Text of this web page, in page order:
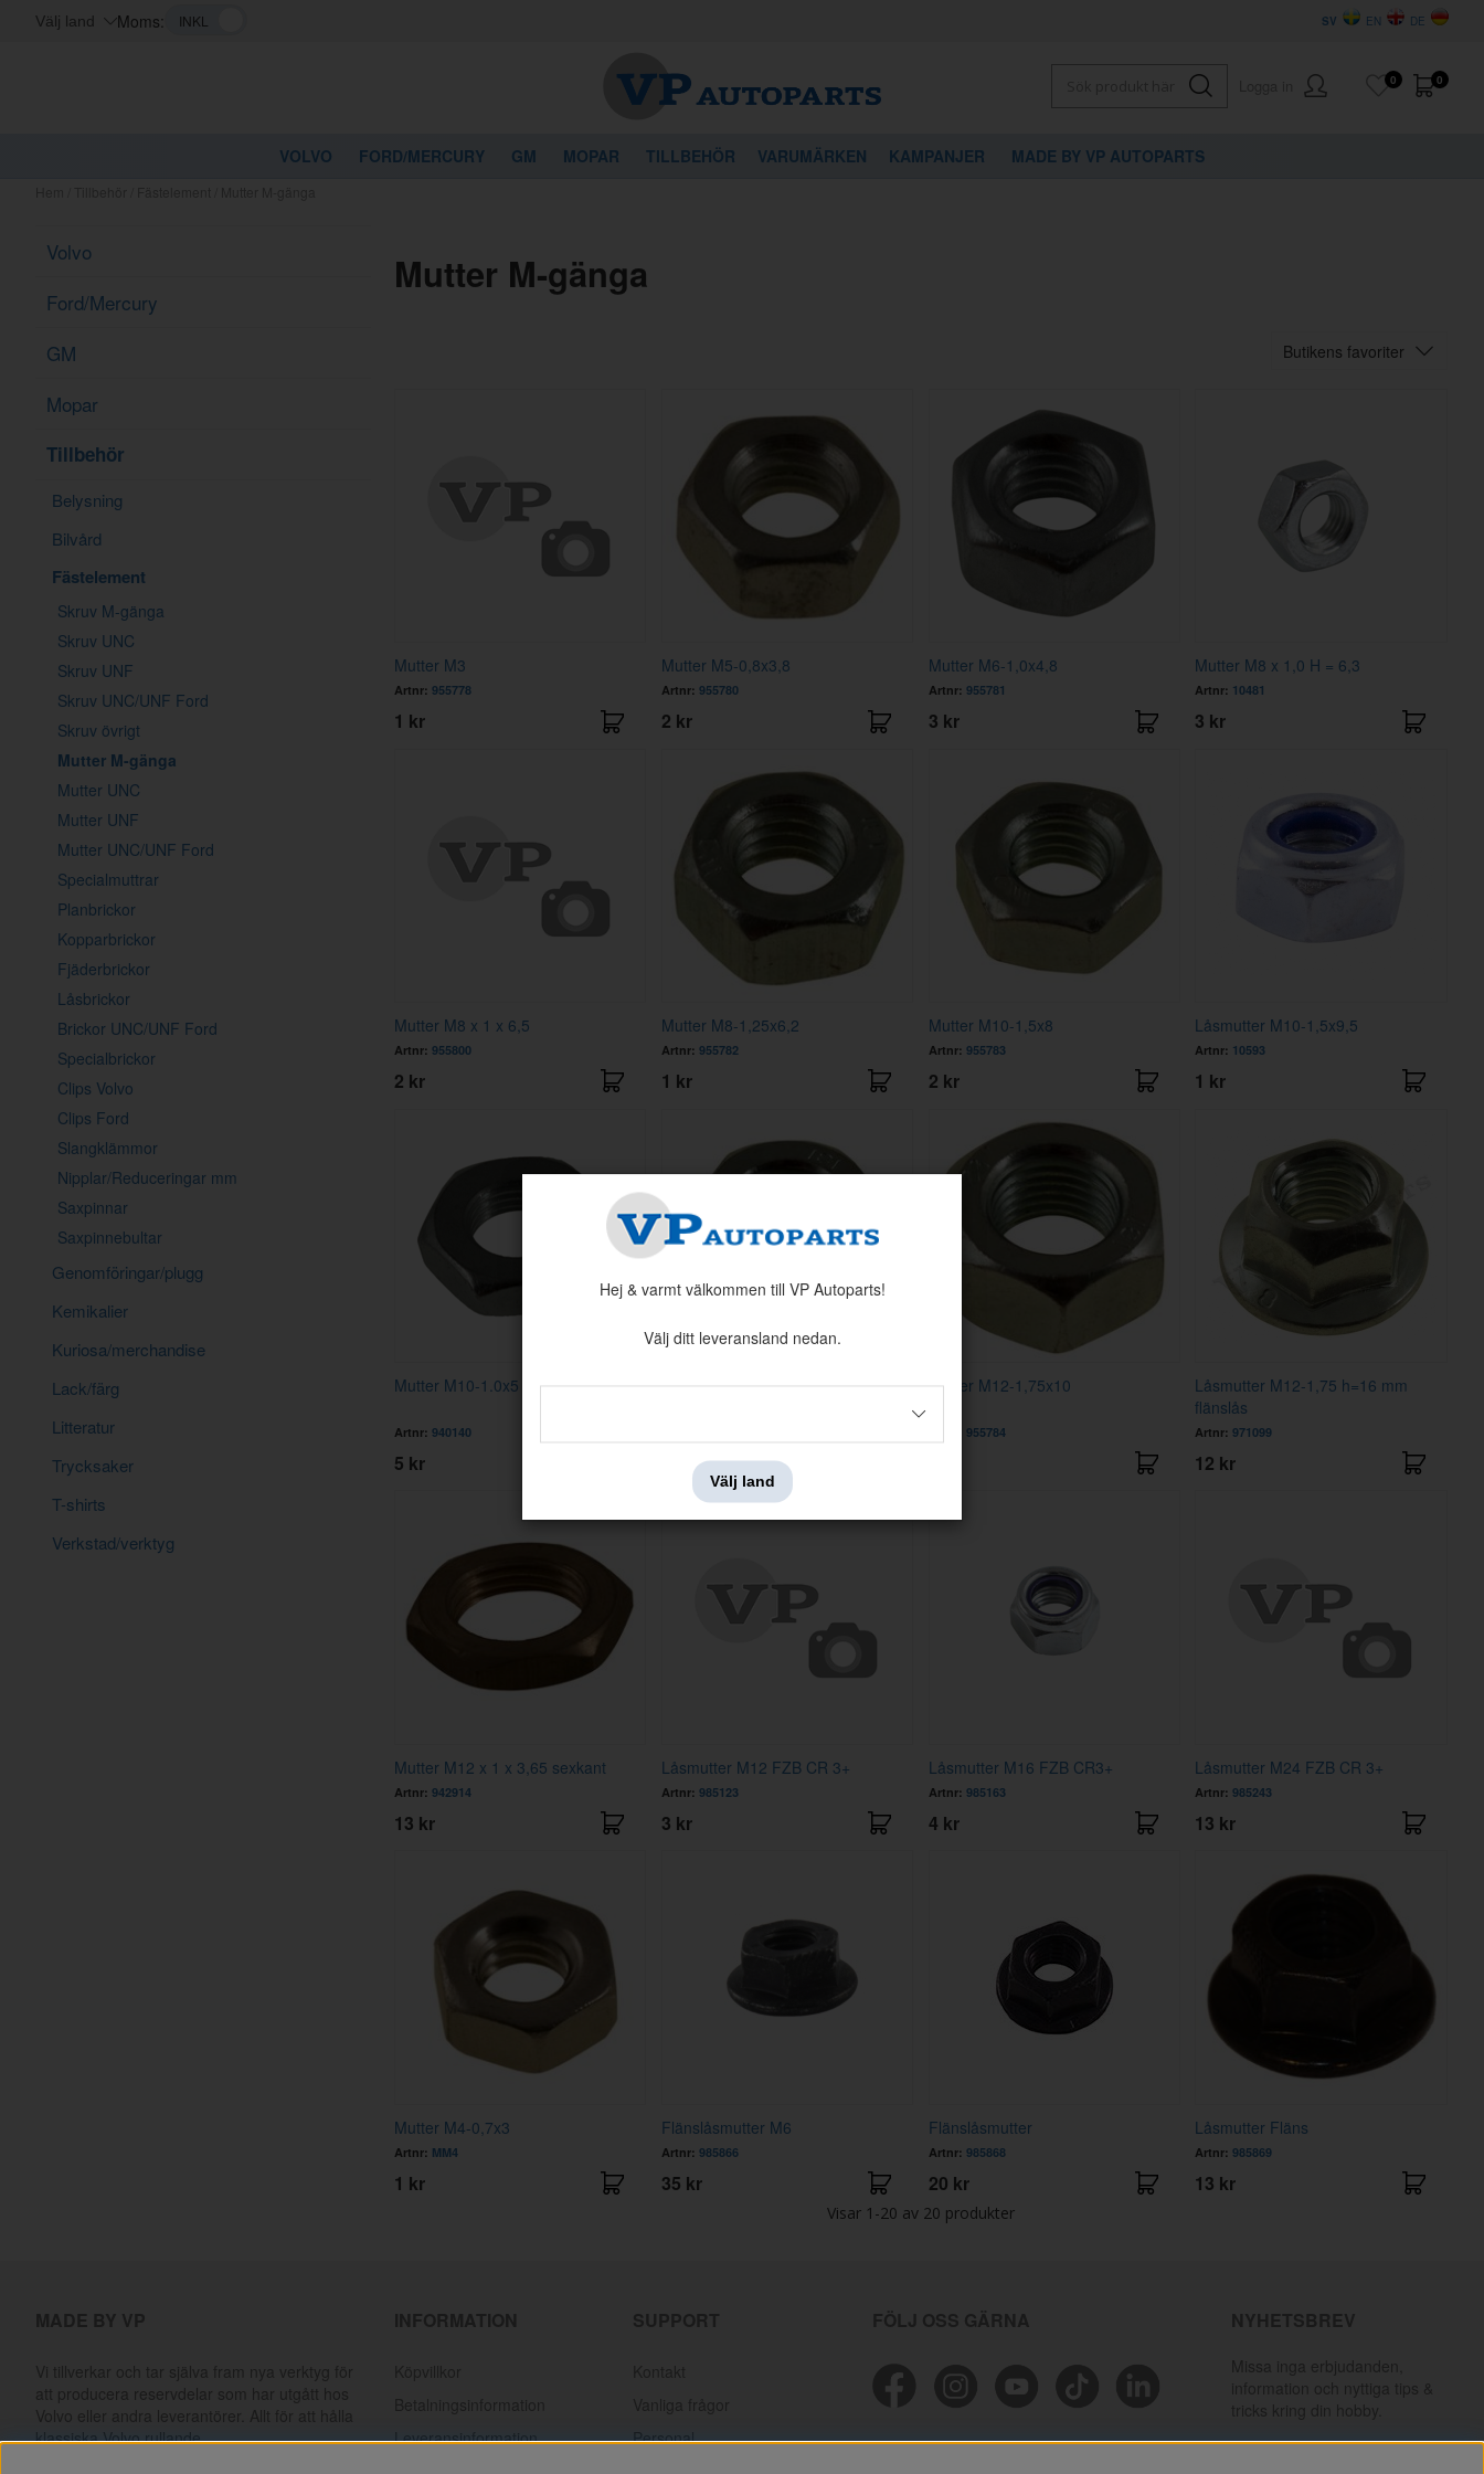
Välj land Moms: DE
EN
SV
0
0
VOLVO FORD/MERCURY GM MOPAR TILLBEHÖR VARUMÄRKEN KAMPANJER MADE BY VP AUTOPARTS
Volvo
Ford/Mercury
GM
Mopar
Tillbehör
Belysning
Bilvård
Fästelement
Skruv M-gänga
Skruv UNC
Skruv UNF
Skruv UNC/UNF Ford
Skruv övrigt
Mutter M-gänga
Mutter UNC
Mutter UNF
Mutter UNC/UNF Ford
Specialmuttrar
Planbrickor
Kopparbrickor
Fjäderbrickor
Låsbrickor
Brickor UNC/UNF Ford
Specialbrickor
Clips Volvo
Clips Ford
Slangklämmor
Nipplar/Reduceringar mm
Saxpinnar
Saxpinnebultar
Genomföringar/plugg
Kemikalier
Kuriosa/merchandise
Lack/färg
Litteratur
Trycksaker
T-shirts
Verkstad/verktyg
Mutter M-gänga
Butikens favoriter
Mutter M3
Artnr: 955778
1 kr
Mutter M5-0,8x3,8
Artnr: 955780
2 kr
Mutter M6-1,0x4,8
Artnr: 955781
3 kr
Mutter M8 x 1,0 H = 6,3
Artnr: 10481
3 kr
Mutter M8 x 1 x 6,5
Artnr: 955800
2 kr
Mutter M8-1,25x6,2
Artnr: 955782
1 kr
Mutter M10-1,5x8
Artnr: 955783
2 kr
Låsmutter M10-1,5x9,5
Artnr: 10593
1 kr
Mutter M10-1.0x5
Artnr: 940140
5 kr 10 kr
Mutter M12-1,75x10
955784
Låsmutter M12-1,75 h=16 mm
flänslås
Artnr:971099
12 kr
Mutter M12 x 1 x 3,65 sexkant
Artnr: 942914
13 kr
Låsmutter M12 FZB CR 3+
Artnr: 985123
3 kr
Låsmutter M16 FZB CR3+
Artnr: 985163
4 kr
Låsmutter M24 FZB CR 3+
Artnr:985243
13 kr
Mutter M4-0,7x3
Artnr: MM4
1 kr
Flänslåsmutter M6
Artnr: 985866
35 kr
Flänslåsmutter
Artnr: 985868
20 kr
Låsmutter Fläns
Artnr:985869
13 kr
Visar 1-20 av 20 produkter
Volvo eller andra leverantörer. Allt för att hålla
klassiska Volvo rullande.
Leveransinformation
Personal
Hej & varmt välkommen till VP Autoparts!
Välj ditt leveransland nedan.
Välj land